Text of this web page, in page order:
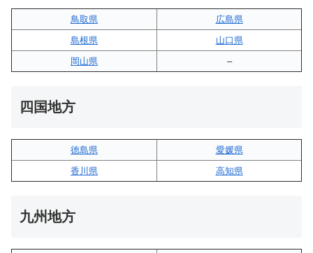
鳥取県
広島県
島根県
山口県
岡山県
–
四国地方
徳島県
愛媛県
香川県
高知県
九州地方